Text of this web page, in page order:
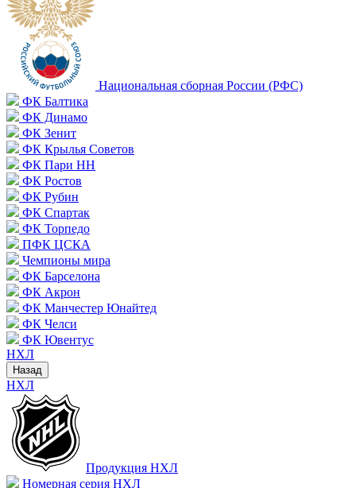
Национальная сборная России (РФС)
ФК Балтика
ФК Динамо
ФК Зенит
ФК Крылья Советов
ФК Пари НН
ФК Ростов
ФК Рубин
ФК Спартак
ФК Торпедо
ПФК ЦСКА
Чемпионы мира
ФК Барселона
ФК Акрон
ФК Манчестер Юнайтед
ФК Челси
ФК Ювентус
НХЛ
Назад
НХЛ
Продукция НХЛ
Номерная серия НХЛ